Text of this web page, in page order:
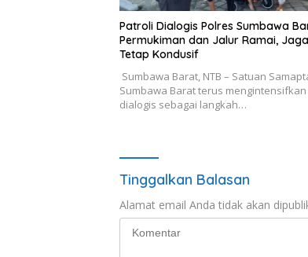
Patroli Dialogis Polres Sumbawa
Permukiman dan Jalur Ramai,
Tetap Kondusif
Sumbawa Barat, NTB – Satuan
Sumbawa Barat terus
dialogis sebagai langkah…
Tinggalkan Balasan
Alamat email Anda tidak akan